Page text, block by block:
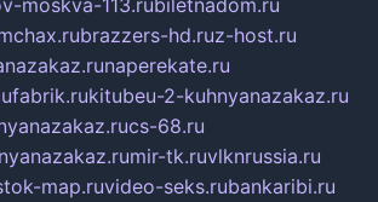
moskva-113.rubiletnadom.ru
brazzers-hd.ruz-host.ru
naperekate.ru
kitubeu-2-kuhnyanazakaz.ru
cs-68.ru
mir-tk.ruvlknrussia.ru
map.ruvideo-seks.rubankaribi.ru